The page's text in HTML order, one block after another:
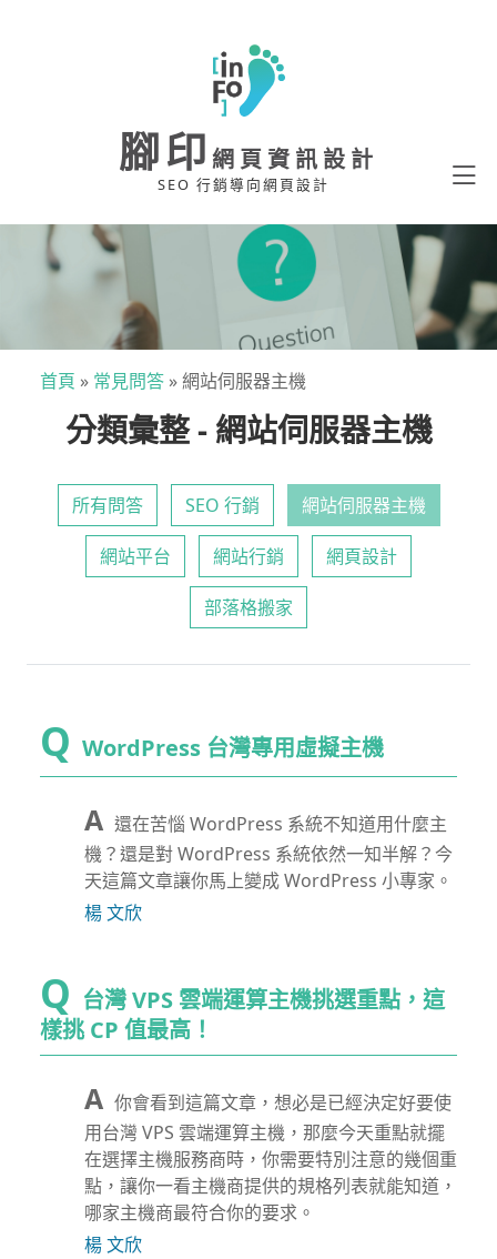
腳印 網頁資訊設計
SEO 行銷導向網頁設計
首頁 » 常見問答 »網站伺服器主機
分類彙整 - 網站伺服器主機
所有問答 SEO 行銷 網站伺服器主機
網站平台 網站行銷 網頁設計
部落格搬家
WordPress 台灣專用虛擬主機
還在苦惱 WordPress 系統不知道用什麼主
機？還是對 WordPress 系統依然一知半解？今
天這篇文章讓你馬上變成 WordPress 小專家。
楊 文欣
台灣 VPS 雲端運算主機挑選重點，這
樣挑 CP 值最高！
你會看到這篇文章，想必是已經決定好要使
用台灣 VPS 雲端運算主機，那麼今天重點就擺
在選擇主機服務商時，你需要特別注意的幾個重
點，讓你一看主機商提供的規格列表就能知道，
哪家主機商最符合你的要求。
楊 文欣